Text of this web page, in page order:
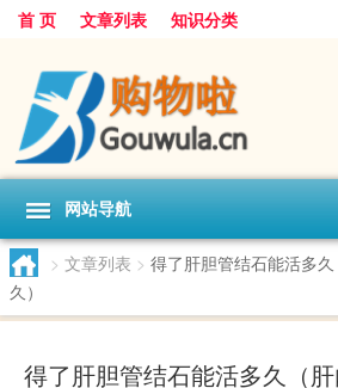
首 页 文章列表 知识分类
网站导航
> 文章列表 > 得了肝胆管结石能活多
久）
得了肝胆管结石能活多久（